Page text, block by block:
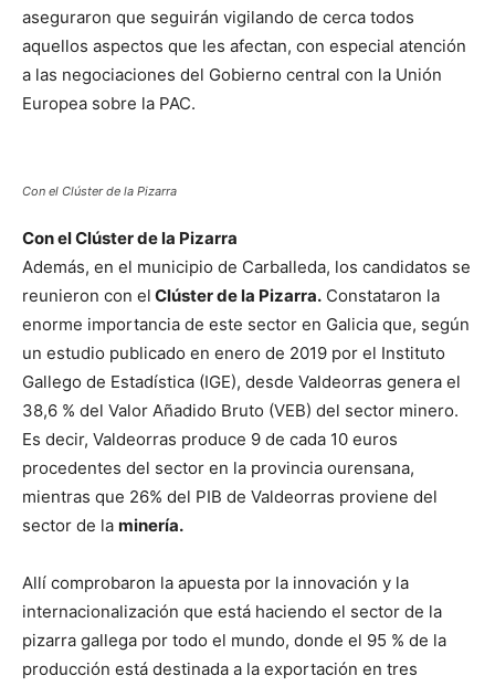
aseguraron que seguirán vigilando de cerca todos
aquellos aspectos que les afectan, con especial atención
a las negociaciones del Gobierno central con la Unión
Europea sobre la PAC.
Con el Clúster de la Pizarra
Con el Clúster de la Pizarra
Además, en el municipio de Carballeda, los candidatos se
reunieron con el Clúster de la Pizarra. Constataron la
enorme importancia de este sector en Galicia que, según
un estudio publicado en enero de 2019 por el Instituto
Gallego de Estadística (IGE), desde Valdeorras genera el
38,6 % del Valor Añadido Bruto (VEB) del sector minero.
Es decir, Valdeorras produce 9 de cada 10 euros
procedentes del sector en la provincia ourensana,
mientras que 26% del PIB de Valdeorras proviene del
sector de la minería.
Allí comprobaron la apuesta por la innovación y la
internacionalización que está haciendo el sector de la
pizarra gallega por todo el mundo, donde el 95 % de la
producción está destinada a la exportación en tres